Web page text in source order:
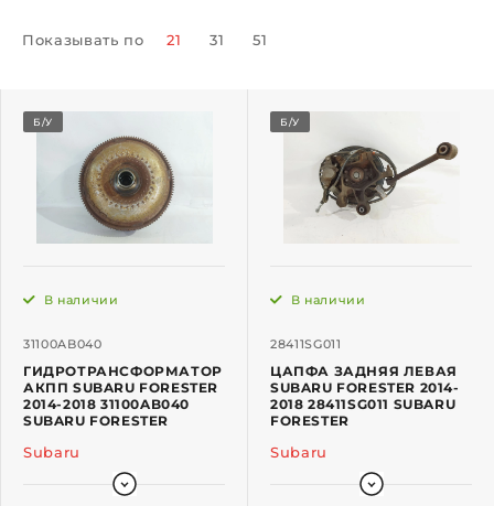
Показывать по 21 31 51
Б/У
31100AB040
В наличии
ГИДРОТРАНСФОРМАТОР
АКПП SUBARU FORESTER
2014-2018 31100AB040
SUBARU FORESTER
Subaru
Б/У
28411SG011
В наличии
ЦАПФА ЗАДНЯЯ ЛЕВАЯ
SUBARU FORESTER 2014-
2018 28411SG011 SUBARU
FORESTER
Subaru